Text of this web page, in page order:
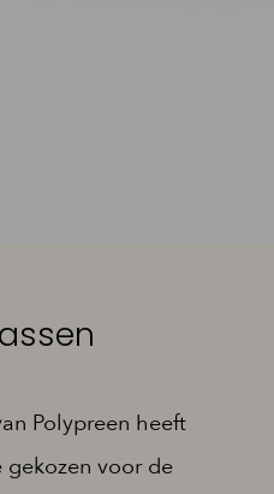
Polypreen heeft
voor de